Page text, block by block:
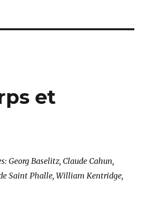
et
Georg Baselitz, Claude Cahun,
Saint Phalle, William Kentridge,